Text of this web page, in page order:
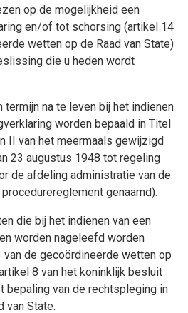
op de mogelijkheid een
en/of tot schorsing (artikel 14
wetten op de Raad van State)
die u heden wordt
na te leven bij het indienen
worden bepaald in Titel
II van het meermaals gewijzigd
23 augustus 1948 tot regeling
de afdeling administratie van de
genaamd).
die bij het indienen van een
worden nageleefd worden
de gecoördineerde wetten op
8 van het koninklijk besluit
bepaling van de rechtspleging in
van State.